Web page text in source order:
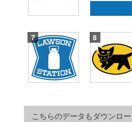
こちらのデータもダウンロ